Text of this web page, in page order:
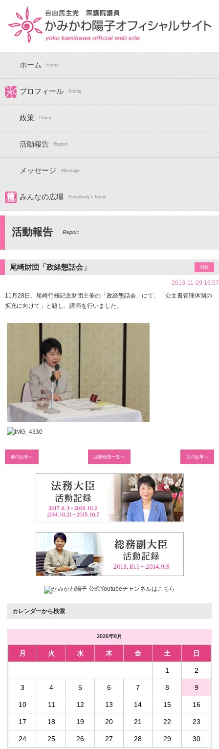
ホーム Home
プロフィール Profile
政策 Policy
活動報告 Report
メッセージ Message
みんなの広場 Everybody's forum
活動報告 Report
尾崎財団「政経懇話会」 国政
2013-11-29 16:57
11月28日、尾崎行雄記念財団主催の「政経懇話会」にて、「公文書管理体制の
拡充に向けて」と題し、講演を行いました。
前の記事へ 活動報告一覧へ 次の記事へ
カレンダーから検索
2026年8月
月 火 水 木 金 土 日
1 2
3 4 5 6 7 8 9
10 11 12 13 14 15 16
17 18 19 20 21 22 23
24 25 26 27 28 29 30